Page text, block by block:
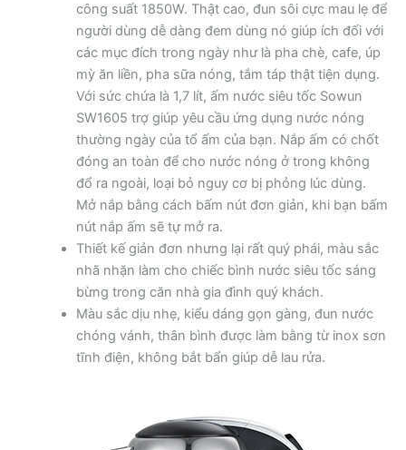
công suất 1850W. Thật cao, đun sôi cực mau lẹ để
người dùng dễ dàng đem dùng nó giúp ích đối với
các mục đích trong ngày như là pha chè, cafe, úp
mỳ ăn liền, pha sữa nóng, tắm táp thật tiện dụng.
Với sức chứa là 1,7 lít, ấm nước siêu tốc Sowun
SW1605 trợ giúp yêu cầu ứng dụng nước nóng
thường ngày của tổ ấm của bạn. Nắp ấm có chốt
đóng an toàn để cho nước nóng ở trong không
đổ ra ngoài, loại bỏ nguy cơ bị phỏng lúc dùng.
Mở nắp bằng cách bấm nút đơn giản, khi bạn bấm
nút nắp ấm sẽ tự mở ra.
Thiết kế giản đơn nhưng lại rất quý phái, màu sắc
nhã nhặn làm cho chiếc bình nước siêu tốc sáng
bừng trong căn nhà gia đình quý khách.
Màu sắc dịu nhẹ, kiểu dáng gọn gàng, đun nước
chóng vánh, thân bình được làm bằng từ inox sơn
tĩnh điện, không bắt bẩn giúp dễ lau rửa.